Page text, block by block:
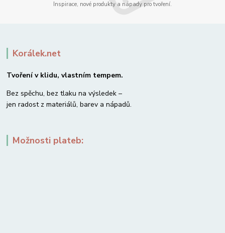
Inspirace, nové produkty a nápady pro tvoření.
Korálek.net
Tvoření v klidu, vlastním tempem.
Bez spěchu, bez tlaku na výsledek –
jen radost z materiálů, barev a nápadů.
Možnosti plateb: